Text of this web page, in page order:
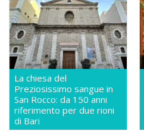
La chiesa del
Preziosissimo sangue in
San Rocco: da 150 anni
riferimento per due rioni
di Bari